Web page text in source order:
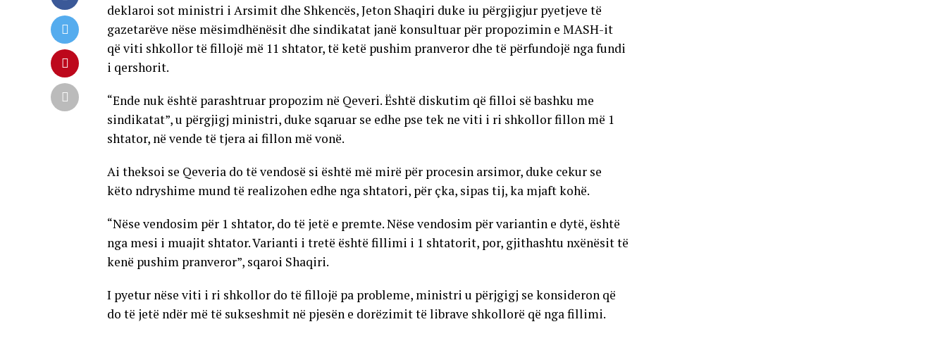
deklaroi sot ministri i Arsimit dhe Shkencës, Jeton Shaqiri duke iu përgjigjur pyetjeve të
gazetarëve nëse mësimdhënësit dhe sindikatat janë konsultuar për propozimin e MASH-it
që viti shkollor të fillojë më 11 shtator, të ketë pushim pranveror dhe të përfundojë nga fundi
i qershorit.
“Ende nuk është parashtruar propozim në Qeveri. Është diskutim që filloi së bashku me
sindikatat”, u përgjigj ministri, duke sqaruar se edhe pse tek ne viti i ri shkollor fillon më 1
shtator, në vende të tjera ai fillon më vonë.
Ai theksoi se Qeveria do të vendosë si është më mirë për procesin arsimor, duke cekur se
këto ndryshime mund të realizohen edhe nga shtatori, për çka, sipas tij, ka mjaft kohë.
“Nëse vendosim për 1 shtator, do të jetë e premte. Nëse vendosim për variantin e dytë, është
nga mesi i muajit shtator. Varianti i tretë është fillimi i 1 shtatorit, por, gjithashtu nxënësit të
kenë pushim pranveror”, sqaroi Shaqiri.
I pyetur nëse viti i ri shkollor do të fillojë pa probleme, ministri u përjgigj se konsideron që
do të jetë ndër më të sukseshmit në pjesën e dorëzimit të librave shkollorë që nga fillimi.